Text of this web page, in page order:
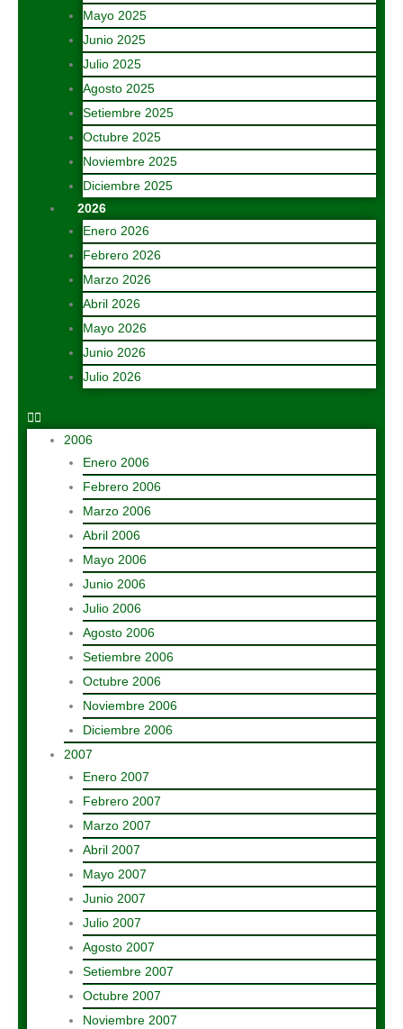
Mayo 2025
Junio 2025
Julio 2025
Agosto 2025
Setiembre 2025
Octubre 2025
Noviembre 2025
Diciembre 2025
2026
Enero 2026
Febrero 2026
Marzo 2026
Abril 2026
Mayo 2026
Junio 2026
Julio 2026
2006
Enero 2006
Febrero 2006
Marzo 2006
Abril 2006
Mayo 2006
Junio 2006
Julio 2006
Agosto 2006
Setiembre 2006
Octubre 2006
Noviembre 2006
Diciembre 2006
2007
Enero 2007
Febrero 2007
Marzo 2007
Abril 2007
Mayo 2007
Junio 2007
Julio 2007
Agosto 2007
Setiembre 2007
Octubre 2007
Noviembre 2007